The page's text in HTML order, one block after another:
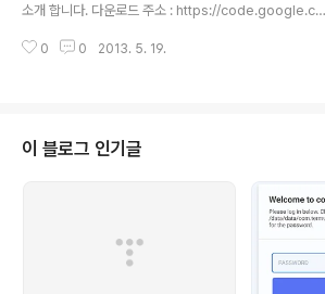
소개 합니다. 다운로드 주소 : https://code.google.co
0 0 2013. 5. 19.
이 블로그 인기글